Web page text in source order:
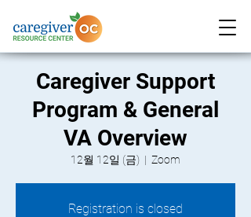
Caregiver Support
Program & General
VA Overview
12월 12일 (금)
  |
Zoom
Registration is closed